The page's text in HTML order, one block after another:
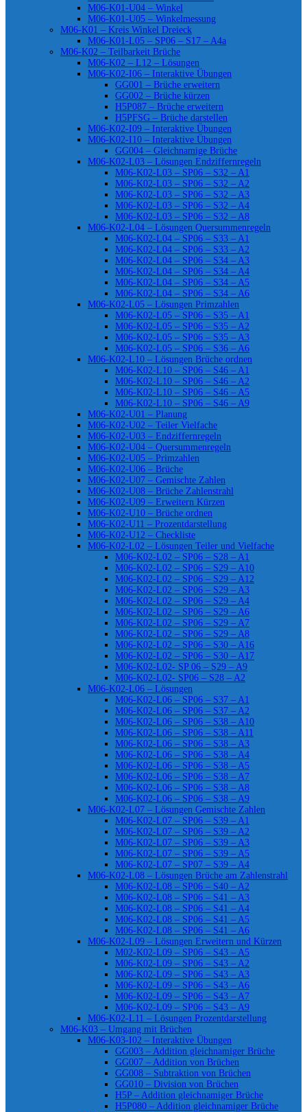
M06-K01-U04 – Winkel
M06-K01-U05 – Winkelmessung
M06-K01 – Kreis Winkel Dreieck
M06-K01-L05 – SP06 – S17 – A4a
M06-K02 – Teilbarkeit Brüche
M06-K02 – L12 – Lösungen
M06-K02-I06 – Interaktive Übungen
GG001 – Brüche erweitern
GG002 – Brüche kürzen
H5P087 – Brüche erweitern
H5PFSG – Brüche darstellen
M06-K02-I09 – Interaktive Übungen
M06-K02-I10 – Interaktive Übungen
GG004 – Gleichnamige Brüche
M06-K02-L03 – Lösungen Endziffernregeln
M06-K02-L03 – SP06 – S32 – A1
M06-K02-L03 – SP06 – S32 – A2
M06-K02-L03 – SP06 – S32 – A3
M06-K02-L03 – SP06 – S32 – A4
M06-K02-L03 – SP06 – S32 – A8
M06-K02-L04 – Lösungen Quersummenregeln
M06-K02-L04 – SP06 – S33 – A1
M06-K02-L04 – SP06 – S33 – A2
M06-K02-L04 – SP06 – S34 – A3
M06-K02-L04 – SP06 – S34 – A4
M06-K02-L04 – SP06 – S34 – A5
M06-K02-L04 – SP06 – S34 – A6
M06-K02-L05 – Lösungen Primzahlen
M06-K02-L05 – SP06 – S35 – A1
M06-K02-L05 – SP06 – S35 – A2
M06-K02-L05 – SP06 – S35 – A3
M06-K02-L05 – SP06 – S36 – A6
M06-K02-L10 – Lösungen Brüche ordnen
M06-K02-L10 – SP06 – S46 – A1
M06-K02-L10 – SP06 – S46 – A2
M06-K02-L10 – SP06 – S46 – A5
M06-K02-L10 – SP06 – S46 – A9
M06-K02-U01 – Planung
M06-K02-U02 – Teiler Vielfache
M06-K02-U03 – Endziffernregeln
M06-K02-U04 – Quersummenregeln
M06-K02-U05 – Primzahlen
M06-K02-U06 – Brüche
M06-K02-U07 – Gemischte Zahlen
M06-K02-U08 – Brüche Zahlenstrahl
M06-K02-U09 – Erweitern Kürzen
M06-K02-U10 – Brüche ordnen
M06-K02-U11 – Prozentdarstellung
M06-K02-U12 – Checkliste
M06-K02-L02 – Lösungen Teiler und Vielfache
M06-K02-L02 – SP06 – S28 – A1
M06-K02-L02 – SP06 – S29 – A10
M06-K02-L02 – SP06 – S29 – A12
M06-K02-L02 – SP06 – S29 – A3
M06-K02-L02 – SP06 – S29 – A4
M06-K02-L02 – SP06 – S29 – A6
M06-K02-L02 – SP06 – S29 – A7
M06-K02-L02 – SP06 – S29 – A8
M06-K02-L02 – SP06 – S30 – A16
M06-K02-L02 – SP06 – S30 – A17
M06-K02-L02- SP 06 – S29 – A9
M06-K02-L02- SP06 – S28 – A2
M06-K02-L06 – Lösungen
M06-K02-L06 – SP06 – S37 – A1
M06-K02-L06 – SP06 – S37 – A2
M06-K02-L06 – SP06 – S38 – A10
M06-K02-L06 – SP06 – S38 – A11
M06-K02-L06 – SP06 – S38 – A3
M06-K02-L06 – SP06 – S38 – A4
M06-K02-L06 – SP06 – S38 – A5
M06-K02-L06 – SP06 – S38 – A7
M06-K02-L06 – SP06 – S38 – A8
M06-K02-L06 – SP06 – S38 – A9
M06-K02-L07 – Lösungen Gemischte Zahlen
M06-K02-L07 – SP06 – S39 – A1
M06-K02-L07 – SP06 – S39 – A2
M06-K02-L07 – SP06 – S39 – A3
M06-K02-L07 – SP06 – S39 – A5
M06-K02-L07 – SP07 – S39 – A4
M06-K02-L08 – Lösungen Brüche am Zahlenstrahl
M06-K02-L08 – SP06 – S40 – A2
M06-K02-L08 – SP06 – S41 – A3
M06-K02-L08 – SP06 – S41 – A4
M06-K02-L08 – SP06 – S41 – A5
M06-K02-L08 – SP06 – S41 – A6
M06-K02-L09 – Lösungen Erweitern und Kürzen
M02-K02-L09 – SP06 – S43 – A5
M06-K02-L09 – SP06 – S43 – A2
M06-K02-L09 – SP06 – S43 – A3
M06-K02-L09 – SP06 – S43 – A6
M06-K02-L09 – SP06 – S43 – A7
M06-K02-L09 – SP06 – S43 – A9
M06-K02-L11 – Lösungen Prozentdarstellung
M06-K03 – Umgang mit Brüchen
M06-K03-I02 – Interaktive Übungen
GG003 – Addition gleichnamiger Brüche
GG007 – Addition von Brüchen
GG008 – Subtraktion von Brüchen
GG010 – Division von Brüchen
H5P – Addition gleichnamiger Brüche
H5P080 – Addition gleichnamiger Brüche